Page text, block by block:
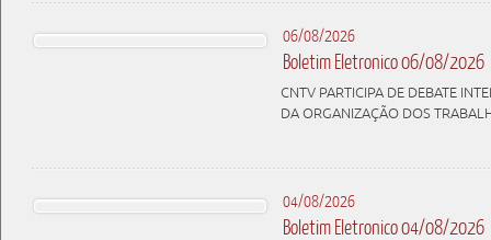
06/08/2026
Boletim Eletronico 06/08/2026
CNTV PARTICIPA DE DEBATE
DA ORGANIZAÇÃO DOS
04/08/2026
Boletim Eletronico 04/08/2026